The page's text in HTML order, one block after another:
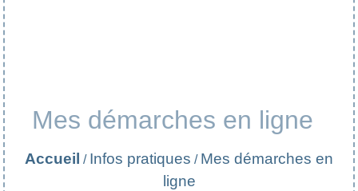
Mes démarches en ligne
Accueil / Infos pratiques / Mes démarches en
ligne